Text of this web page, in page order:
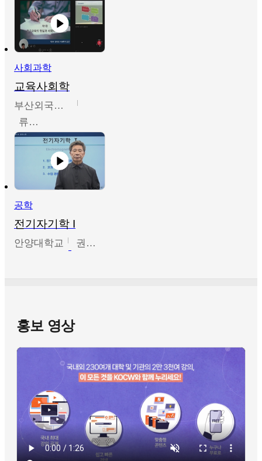
사회과학
교육사회학
부산외국어대학교
류영철
공학
전기자기학 I
안양대학교 권원현
홍보 영상